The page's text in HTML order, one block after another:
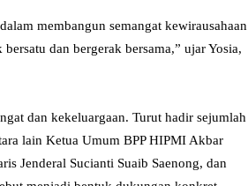
membangun semangat kewirausahaan
dan bergerak bersama,” ujar Yosia,
dan kekeluargaan. Turut hadir sejumlah
lain Ketua Umum BPP HIPMI Akbar
Jenderal Sucianti Suaib Saenong, dan